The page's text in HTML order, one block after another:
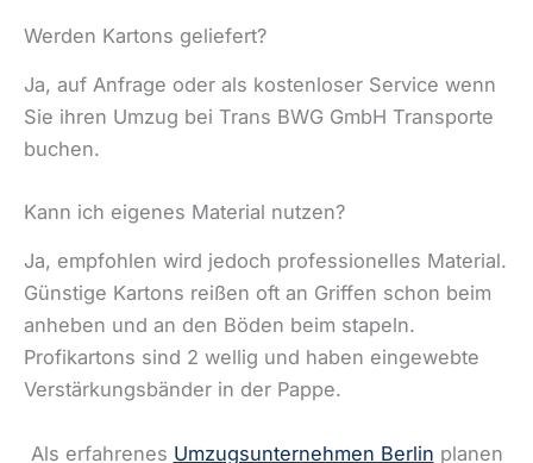
Werden Kartons geliefert?
Ja, auf Anfrage oder als kostenloser Service wenn
Sie ihren Umzug bei Trans BWG GmbH Transporte
buchen.
Kann ich eigenes Material nutzen?
Ja, empfohlen wird jedoch professionelles Material.
Günstige Kartons reißen oft an Griffen schon beim
anheben und an den Böden beim stapeln.
Profikartons sind 2 wellig und haben eingewebte
Verstärkungsbänder in der Pappe.
Als erfahrenes Umzugsunternehmen Berlin planen